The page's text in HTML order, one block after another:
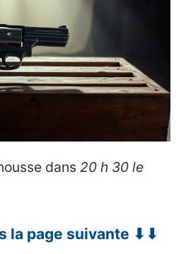
dans 20 h 30 le
la page suivante ⬇⬇